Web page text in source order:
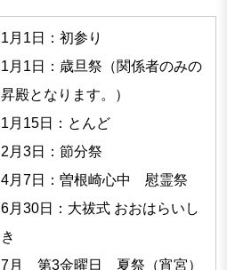
1月1日：初参り
1月1日：歳旦祭（関係者のみの
昇殿となります。）
1月15日：とんど
2月3日：節分祭
4月7日：曽根崎心中 慰霊祭
6月30日：大祓式 おおはらいし
き
7月 第3金曜日 夏祭（宵宮）